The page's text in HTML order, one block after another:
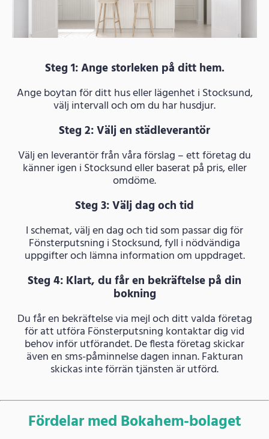
Steg 1: Ange storleken på ditt hem.
Ange boytan för ditt hus eller lägenhet i Stocksund,
välj intervall och om du har husdjur.
Steg 2: Välj en städleverantör
Välj en leverantör från våra förslag – ett företag du
känner igen i Stocksund eller baserat på pris, eller
omdöme.
Steg 3: Välj dag och tid
I schemat, välj en dag och tid som passar dig för
Fönsterputsning i Stocksund, fyll i nödvändiga
uppgifter och lämna information om uppdraget.
Steg 4: Klart, du får en bekräftelse på din
bokning
Du får en bekräftelse via mejl och ditt valda företag
för att utföra Fönsterputsning kontaktar dig vid
behov inför utförandet. De flesta företag skickar
även en sms-påminnelse dagen innan. Fakturan
skickas inte förrän tjänsten är utförd.
Fördelar med Bokahem-bolaget